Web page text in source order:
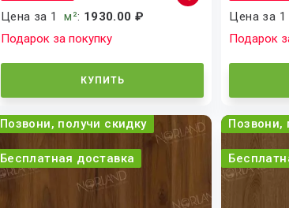
Цена за 1м²: 1930.00 ₽
Подарок за покупку
КУПИТЬ
Цена за 1
Подарок
Позвони, получи скидку
Бесплатная доставка
Позвони,